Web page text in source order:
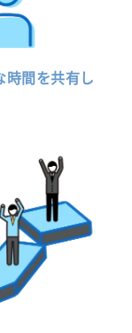
時間を共有し